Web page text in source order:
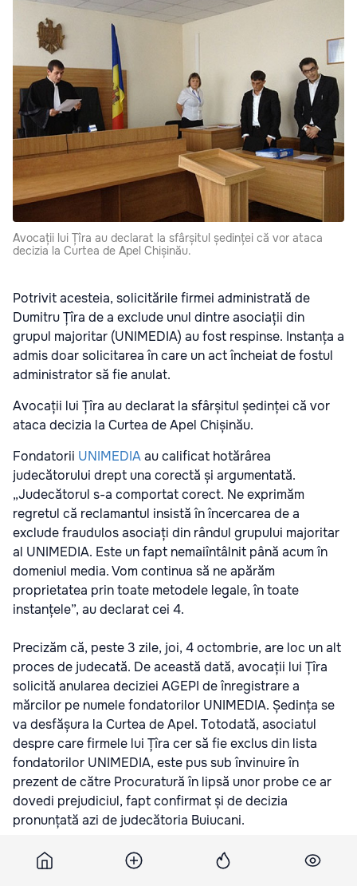
Avocații lui Țîra au declarat la sfârșitul ședinței că vor ataca
decizia la Curtea de Apel Chișinău.
Potrivit acesteia, solicitările firmei administrată de
Dumitru Țîra de a exclude unul dintre asociații din
grupul majoritar (UNIMEDIA) au fost respinse. Instanța a
admis doar solicitarea în care un act încheiat de fostul
administrator să fie anulat.
Avocații lui Țîra au declarat la sfârșitul ședinței că vor
ataca decizia la Curtea de Apel Chișinău.
Fondatorii UNIMEDIAau calificat hotărârea
judecătorului drept una corectă și argumentată.
„Judecătorul s-a comportat corect. Ne exprimăm
regretul că reclamantul insistă în încercarea de a
exclude fraudulos asociați din rândul grupului majoritar
al UNIMEDIA. Este un fapt nemaiîntâlnit până acum în
domeniul media. Vom continua să ne apărăm
proprietatea prin toate metodele legale, în toate
instanțele”, au declarat cei 4.
Precizăm că, peste 3 zile, joi, 4 octombrie, are loc un alt
proces de judecată. De această dată, avocații lui Țîra
solicită anularea deciziei AGEPI de înregistrare a
mărcilor pe numele fondatorilor UNIMEDIA. Ședința se
va desfășura la Curtea de Apel. Totodată, asociatul
despre care firmele lui Țîra cer să fie exclus din lista
fondatorilor UNIMEDIA, este pus sub învinuire în
prezent de către Procuratură în lipsă unor probe ce ar
dovedi prejudiciul, fapt confirmat și de decizia
pronunțată azi de judecătoria Buiucani.
UNIMEDIA amintește că fondatorii portalului nostru de